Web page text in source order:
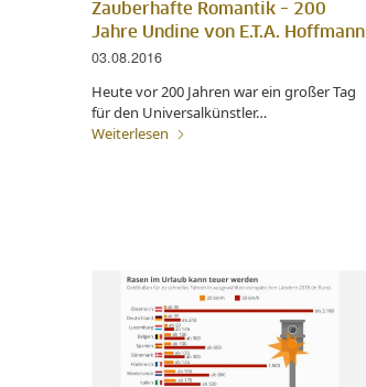
Zauberhafte Romantik – 200
Jahre Undine von E.T.A. Hoffmann
03.08.2016
Heute vor 200 Jahren war ein großer Tag
für den Universalkünstler…
Weiterlesen